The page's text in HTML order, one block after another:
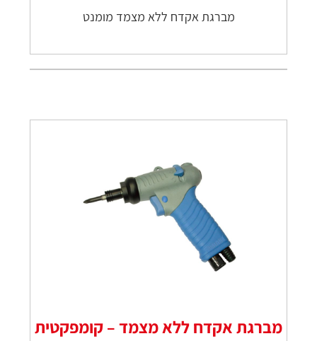
מברגת אקדח ללא מצמד מומנט
מברגת אקדח ללא מצמד – קומפקטית